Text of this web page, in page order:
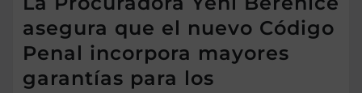
asegura que el nuevo Código
Penal incorpora mayores
garantías para los